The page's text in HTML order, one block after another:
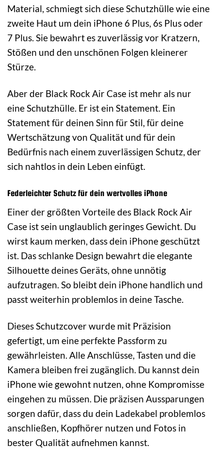
Material, schmiegt sich diese Schutzhülle wie eine
zweite Haut um dein iPhone 6 Plus, 6s Plus oder
7 Plus. Sie bewahrt es zuverlässig vor Kratzern,
Stößen und den unschönen Folgen kleinerer
Stürze.
Aber der Black Rock Air Case ist mehr als nur
eine Schutzhülle. Er ist ein Statement. Ein
Statement für deinen Sinn für Stil, für deine
Wertschätzung von Qualität und für dein
Bedürfnis nach einem zuverlässigen Schutz, der
sich nahtlos in dein Leben einfügt.
Federleichter Schutz für dein wertvolles iPhone
Einer der größten Vorteile des Black Rock Air
Case ist sein unglaublich geringes Gewicht. Du
wirst kaum merken, dass dein iPhone geschützt
ist. Das schlanke Design bewahrt die elegante
Silhouette deines Geräts, ohne unnötig
aufzutragen. So bleibt dein iPhone handlich und
passt weiterhin problemlos in deine Tasche.
Dieses Schutzcover wurde mit Präzision
gefertigt, um eine perfekte Passform zu
gewährleisten. Alle Anschlüsse, Tasten und die
Kamera bleiben frei zugänglich. Du kannst dein
iPhone wie gewohnt nutzen, ohne Kompromisse
eingehen zu müssen. Die präzisen Aussparungen
sorgen dafür, dass du dein Ladekabel problemlos
anschließen, Kopfhörer nutzen und Fotos in
bester Qualität aufnehmen kannst.